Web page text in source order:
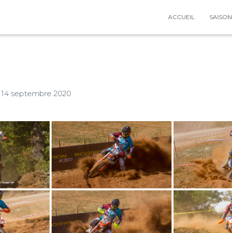
ACCUEIL SAISON
14 septembre 2020